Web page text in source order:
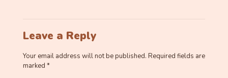
Leave a Reply
Your email address will not be published. Required fields are
marked *